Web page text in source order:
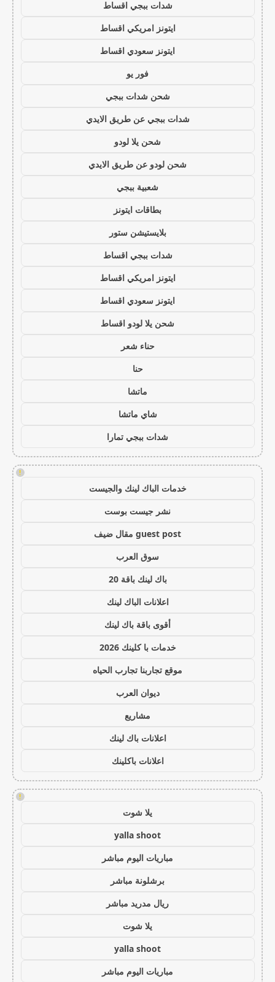
شدات ببجي اقساط
ايتونز امريكي اقساط
ايتونز سعودي اقساط
فور يو
شحن شدات ببجي
شدات ببجي عن طريق الايدي
شحن يلا لودو
شحن لودو عن طريق الايدي
شعبية ببجي
بطاقات ايتونز
بلايستيشن ستور
شدات ببجي اقساط
ايتونز امريكي اقساط
ايتونز سعودي اقساط
شحن يلا لودو اقساط
حناء شعر
حنا
ماتشا
شاي ماتشا
شدات ببجي تمارا
!
خدمات الباك لينك والجيست
نشر جيست بوست
guest post مقال ضيف
سوق العرب
باك لينك باقة 20
اعلانات الباك لينك
أقوى باقة باك لينك
خدمات با كلينك 2026
موقع تجاربنا تجارب الحياه
ديوان العرب
مشاريع
اعلانات باك لينك
اعلانات باكلينك
!
يلا شوت
yalla shoot
مباريات اليوم مباشر
برشلونة مباشر
ريال مدريد مباشر
يلا شوت
yalla shoot
مباريات اليوم مباشر